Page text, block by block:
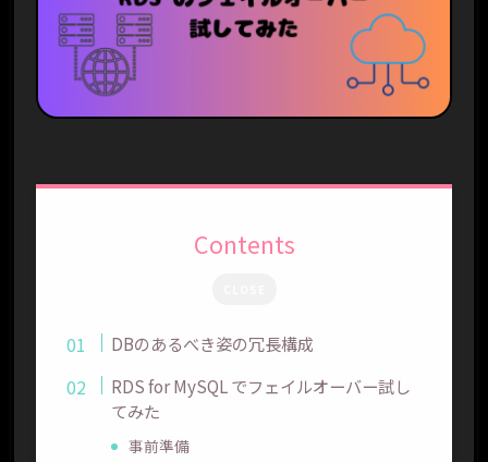
Contents
DBのあるべき姿の冗長構成
RDS for MySQL でフェイルオーバー試し
てみた
事前準備